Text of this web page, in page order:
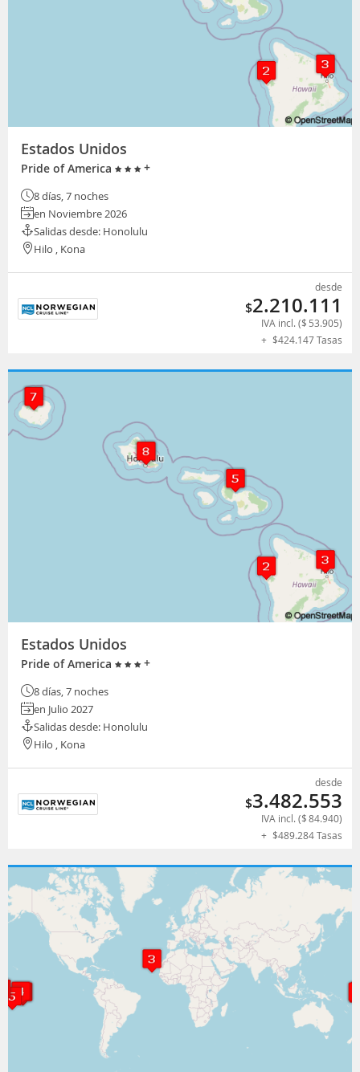
Estados Unidos
Pride of America +
8 días, 7 noches
en Noviembre 2026
Salidas desde: Honolulu
Hilo , Kona
desde
$2.210.111
IVA incl. ($ 53.905)
+ $424.147Tasas
Estados Unidos
Pride of America +
8 días, 7 noches
en Julio 2027
Salidas desde: Honolulu
Hilo , Kona
desde
$3.482.553
IVA incl. ($84.940)
+ $489.284Tasas